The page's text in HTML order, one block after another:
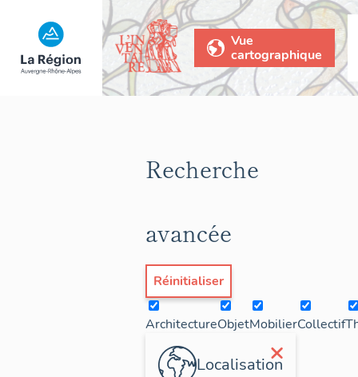
Vue
cartographique
Recherche
avancée
Réinitialiser
ArchitectureObjetMobilierCollectif
×
Localisation